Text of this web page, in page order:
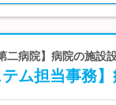
二病院】病院の施設
ム担当事務